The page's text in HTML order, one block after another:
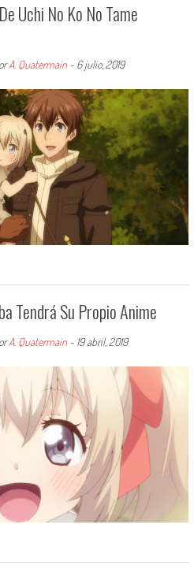
Uchi No Ko No Tame
A. Quatermain- 6 julio, 2019
Tendrá Su Propio Anime
A. Quatermain- 19 abril, 2019